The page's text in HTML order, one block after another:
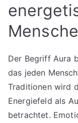
Der Begriff Aura
das jeden
Traditionen wird
Energiefeld als
betrachtet.